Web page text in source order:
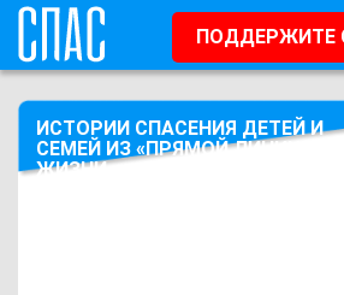
ПОДДЕРЖИТЕ
ИСТОРИИ СПАСЕНИЯ ДЕТЕЙ И
СЕМЕЙ ИЗ «ПРЯМОЙ ЛИНИИ
ЖИЗНИ»